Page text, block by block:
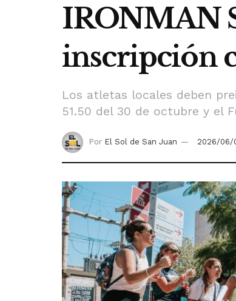
IRONMAN
inscripción
Los atletas locales deben
51.50 del 30 de octubre y el
Por El Sol de San Juan 2026/06/